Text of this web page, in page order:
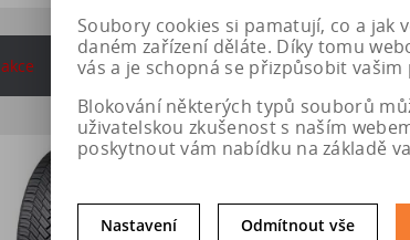
akce
Soubory cookies si pamatují, co a jak
daném zařízení děláte. Díky tomu
vás a je schopná se přizpůsobit
Blokování některých typů souborů
uživatelskou zkušenost s naším
poskytnout vám nabídku na základě
Nastavení Odmítnout vše